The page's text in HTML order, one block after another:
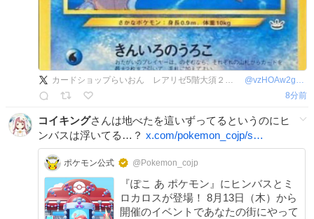
カードショップらいおん レアリゼ5階大須２号店 旧裏最強買取店 @vzHOAw2gez45246
8分前
コイキングさんは地べたを這いずってるというのにヒ
ンバスは浮いてる…？ x.com/pokemon_cojp/s…
ポケモン公式 @Pokemon_cojp
『ぽこ あ ポケモン』にヒンバスとミ
ロカロスが登場！ 8月13日（木）から
開催のイベントであなたの街にやって